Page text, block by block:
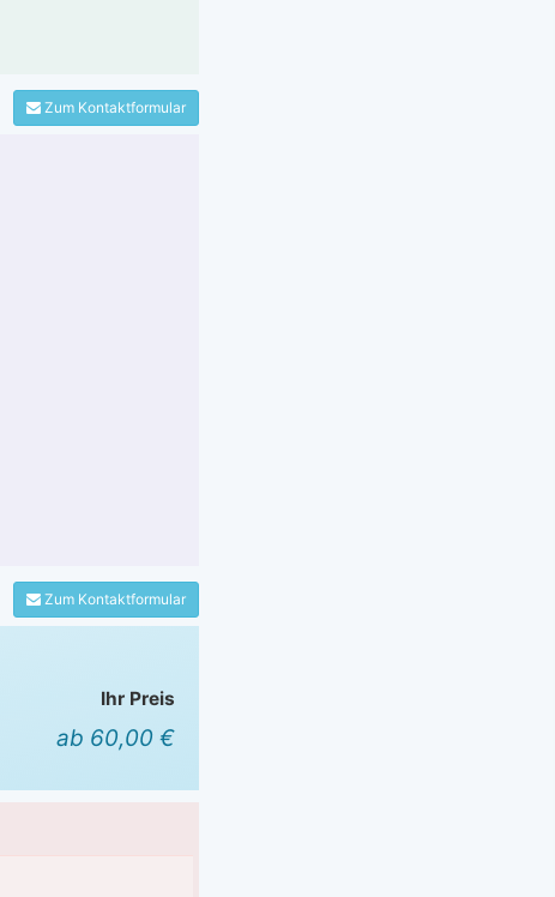
Zum Kontaktformular
Zum Kontaktformular
Ihr Preis
ab 60,00 €